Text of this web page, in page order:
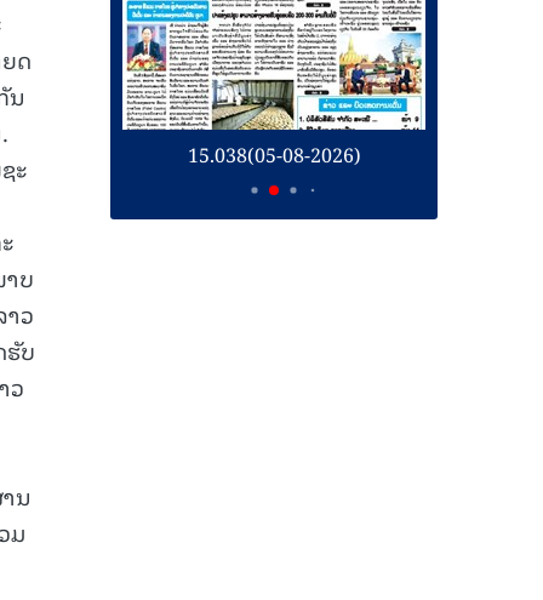
ດ
ນ
ະ
ບ
ວ
ບ
ວ
ນ
ມ
15.038(05-08-2026)